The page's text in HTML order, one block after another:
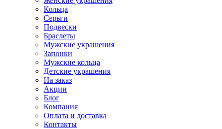
Кольца
Серьги
Подвески
Браслеты
Мужские украшения
Запонки
Мужские кольца
Детские украшения
На заказ
Акции
Блог
Компания
Оплата и доставка
Контакты